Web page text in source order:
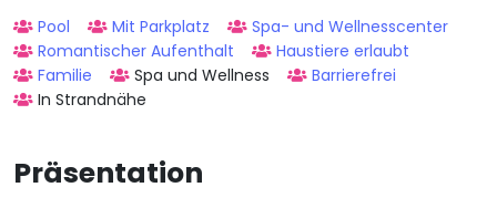
Pool Mit Parkplatz
Spa- und Wellnesscenter
Romantischer Aufenthalt
Haustiere erlaubt
Familie
Spa und Wellness
Barrierefrei
In Strandnähe
Präsentation